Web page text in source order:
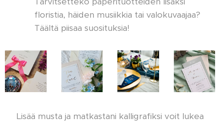
floristia, häiden musiikkia tai valokuvaajaa?
Täältä piisaa suosituksia! ✨
Lisää musta ja matkastani kalligrafiksi voit lukea